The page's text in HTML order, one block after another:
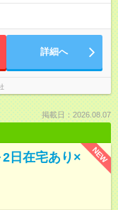
詳細へ
掲載日：2026.08.07
NEW
日在宅あり×